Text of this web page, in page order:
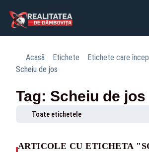
Acasă Etichete
Etichete care
Scheiu de jos
Tag: Scheiu de jos
Toate etichetele
ARTICOLE CU ETICHETA